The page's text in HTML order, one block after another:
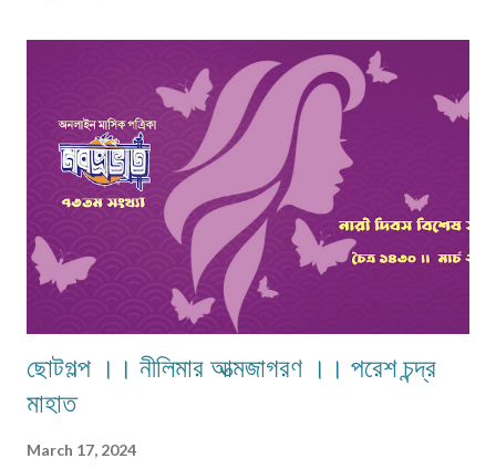
ছোটগল্প ।। নীলিমার আত্মজাগরণ ।। পরেশ চন্দ্র
মাহাত
March 17, 2024